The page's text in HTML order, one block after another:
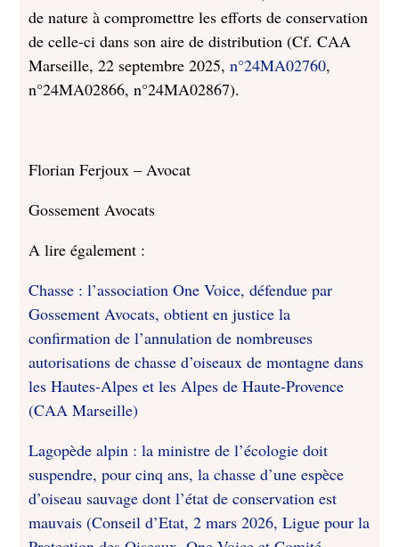
de nature à compromettre les efforts de conservation
de celle-ci dans son aire de distribution (Cf. CAA
Marseille, 22 septembre 2025,n°24MA02760,
n°24MA02866, n°24MA02867).
Florian Ferjoux – Avocat
Gossement Avocats
A lire également :
Chasse : l’association One Voice, défendue par
Gossement Avocats, obtient en justice la
confirmation de l’annulation de nombreuses
autorisations de chasse d’oiseaux de montagne dans
les Hautes-Alpes et les Alpes de Haute-Provence
(CAA Marseille)
Lagopède alpin : la ministre de l’écologie doit
suspendre, pour cinq ans, la chasse d’une espèce
d’oiseau sauvage dont l’état de conservation est
mauvais (Conseil d’Etat, 2 mars 2026, Ligue pour la